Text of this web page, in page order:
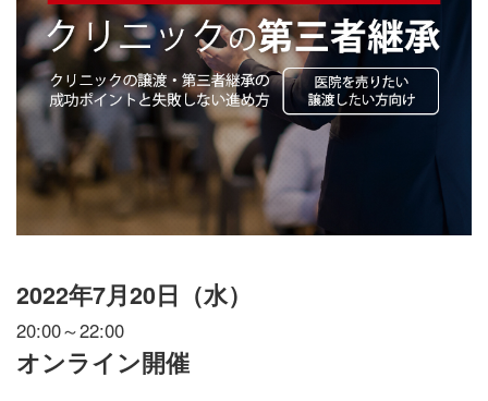
2022年7月20日（水）
20:00～22:00
オンライン開催